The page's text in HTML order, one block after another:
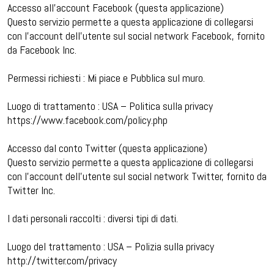
Accesso all’account Facebook (questa applicazione)
Questo servizio permette a questa applicazione di collegarsi
con l’account dell’utente sul social network Facebook, fornito
da Facebook Inc.
Permessi richiesti : Mi piace e Pubblica sul muro.
Luogo di trattamento : USA – Politica sulla privacy
https://www.facebook.com/policy.php
Accesso dal conto Twitter (questa applicazione)
Questo servizio permette a questa applicazione di collegarsi
con l’account dell’utente sul social network Twitter, fornito da
Twitter Inc.
I dati personali raccolti : diversi tipi di dati.
Luogo del trattamento : USA – Polizia sulla privacy
http://twitter.com/privacy